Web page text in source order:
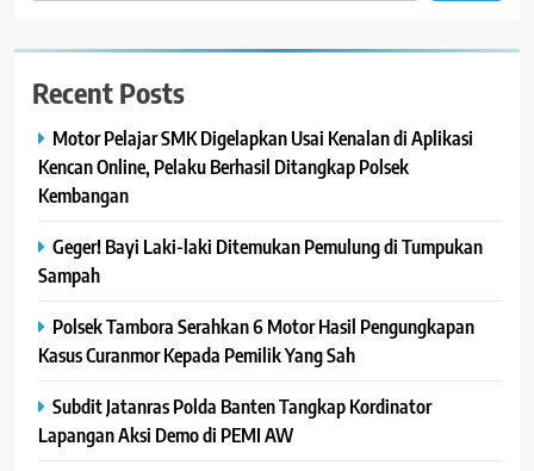
Recent Posts
Motor Pelajar SMK Digelapkan Usai Kenalan di Aplikasi
Kencan Online, Pelaku Berhasil Ditangkap Polsek
Kembangan
Geger! Bayi Laki-laki Ditemukan Pemulung di Tumpukan
Sampah
Polsek Tambora Serahkan 6 Motor Hasil Pengungkapan
Kasus Curanmor Kepada Pemilik Yang Sah
Subdit Jatanras Polda Banten Tangkap Kordinator
Lapangan Aksi Demo di PEMI AW